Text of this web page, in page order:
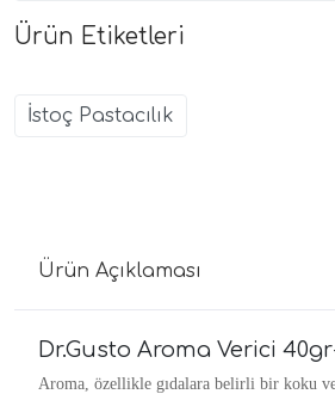
Ürün Etiketleri
İstoç Pastacılık
Ürün Açıklaması
Dr.Gusto Aroma Verici
Aroma, özellikle gıdalara belirli bir koku